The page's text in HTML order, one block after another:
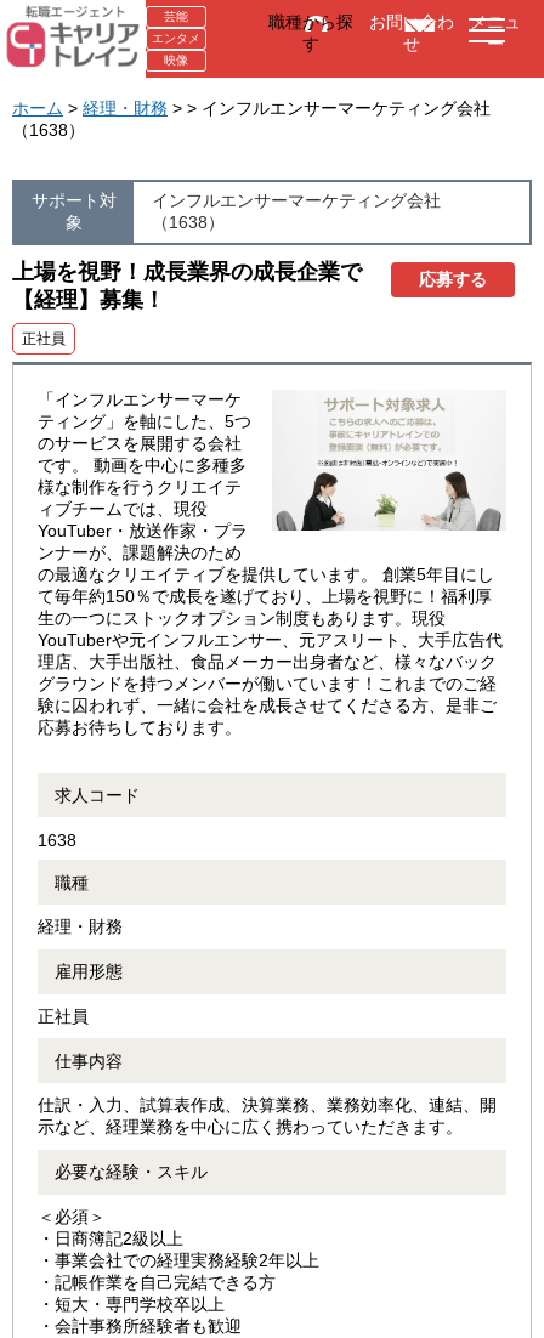
芸能
エンタメ
映像
職種から探
す
お問い合わ
せ
メニュ
ー
ホーム > 経理・財務 > > インフルエンサーマーケティング会社
（1638）
サポート対
象
インフルエンサーマーケティング会社
（1638）
応募する
上場を視野！成長業界の成長企業で
【経理】募集！
正社員
「インフルエンサーマーケ
ティング」を軸にした、5つ
のサービスを展開する会社
です。 動画を中心に多種多
様な制作を行うクリエイテ
ィブチームでは、現役
YouTuber・放送作家・プラ
ンナーが、課題解決のため
の最適なクリエイティブを提供しています。 創業5年目にし
て毎年約150％で成長を遂げており、上場を視野に！福利厚
生の一つにストックオプション制度もあります。現役
YouTuberや元インフルエンサー、元アスリート、大手広告代
理店、大手出版社、食品メーカー出身者など、様々なバック
グラウンドを持つメンバーが働いています！これまでのご経
験に囚われず、一緒に会社を成長させてくださる方、是非ご
応募お待ちしております。
求人コード
1638
職種
経理・財務
雇用形態
正社員
仕事内容
仕訳・入力、試算表作成、決算業務、業務効率化、連結、開
示など、経理業務を中心に広く携わっていただきます。
必要な経験・スキル
＜必須＞
・日商簿記2級以上
・事業会社での経理実務経験2年以上
・記帳作業を自己完結できる方
・短大・専門学校卒以上
・会計事務所経験者も歓迎